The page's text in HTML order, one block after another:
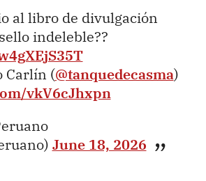
al libro de divulgación
indeleble??
Carlín (@tanquedecasma)
vkV6cJhxpn
June 18, 2026